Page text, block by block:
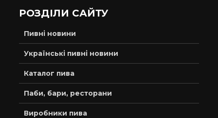
РОЗДІЛИ САЙТУ
Пивні новини
Українські пивні новини
Каталог пива
Паби, бари, ресторани
Виробники пива